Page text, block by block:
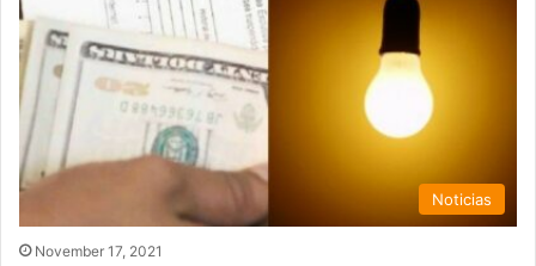
Noticias
November 17, 2021